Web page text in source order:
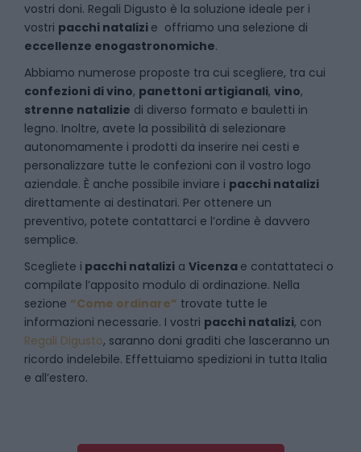
vostri doni. Regali Digusto è la soluzione ideale per i
vostri pacchi natalizi e offriamo una selezione di
eccellenze enogastronomiche.
Abbiamo numerose proposte tra cui scegliere, tra cui
confezioni di vino, panettoni artigianali, vino,
strenne natalizie di diverso formato e bauletti in
legno. Inoltre, avete la possibilità di selezionare
autonomamente i prodotti da inserire nei cesti e
personalizzare tutte le confezioni con il vostro logo
aziendale. È anche possibile inviare i pacchi natalizi
direttamente ai destinatari. Per ottenere un
preventivo, potete contattarci e l’ordine è davvero
semplice.
Scegliete i pacchi natalizi a Vicenza e contattateci o
compilate l’apposito modulo di ordinazione. Nella
sezione “Come ordinare” trovate tutte le
informazioni necessarie. I vostri pacchi natalizi, con
Regali Digusto, saranno doni graditi che lasceranno un
ricordo indelebile. Effettuiamo spedizioni in tutta Italia
e all’estero.